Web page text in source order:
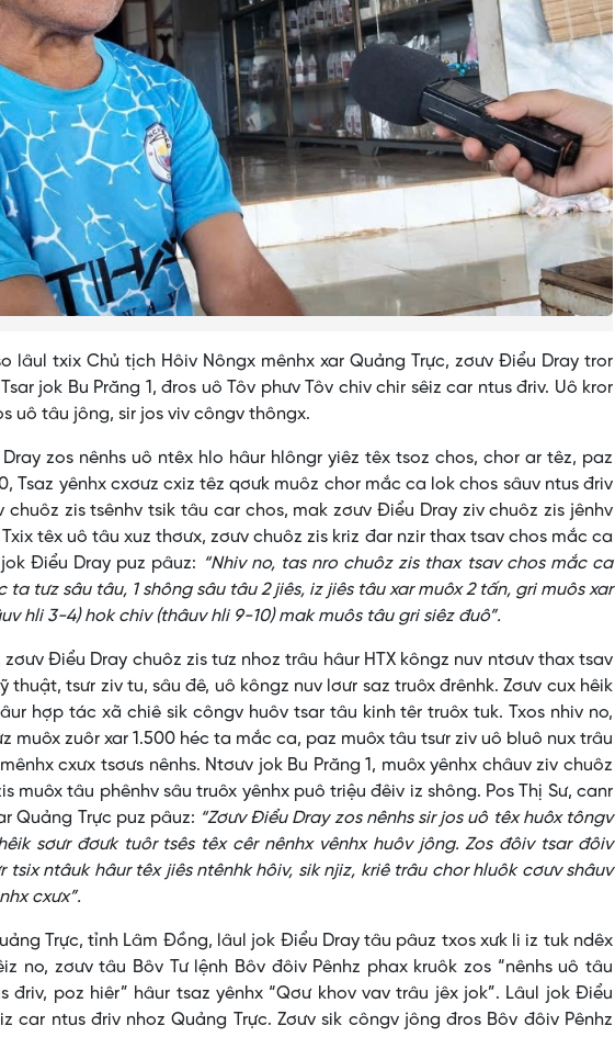
txix Chủ tịch Hôiv Nôngx mênhx xar Quảng Trực, zơưv Điểu Dray tror
jok Bu Prăng 1, đros uô Tôv phưv Tôv chiv chir sêiz car ntus đriv. Uô kror
uô tâu jông, sir jos viv côngv thôngx.
zos nênhs uô ntêx hlo hâur hlôngr yiêz têx tsoz chos, chor ar têz, paz
Tsaz yênhx cxơưz cxiz têz qơưk muôz chor mắc ca lok chos sâuv ntus đriv
chuôz zis tsênhv tsik tâu car chos, mak zơưv Điểu Dray ziv chuôz zis jênhv
têx uô tâu xuz thơưx, zơưv chuôz zis kriz đar nzir thax tsav chos mắc ca
Điểu Dray puz pâuz: “Nhiv no, tas nro chuôz zis thax tsav chos mắc ca
ta tưz sâu tâu, 1 shông sâu tâu 2 jiês, iz jiês tâu xar muôx 2 tấn, gri muôs xar
hli 3-4) hok chiv (thâuv hli 9-10) mak muôs tâu gri siêz đuô”.
Điểu Dray chuôz zis tưz nhoz trâu hâur HTX kôngz nuv ntơưv thax tsav
thuật, tsưr ziv tu, sâu đê, uô kôngz nuv lơưr saz truôx đrênhk. Zơưv cux hêik
hợp tác xã chiê sik côngv huôv tsar tâu kinh têr truôx tuk. Txos nhiv no,
muôx zuôr xar 1.500 héc ta mắc ca, paz muôx tâu tsưr ziv uô bluô nux trâu
cxưx tsơưs nênhs. Ntơưv jok Bu Prăng 1, muôx yênhx châuv ziv chuôz
muôx tâu phênhv sâu truôx yênhx puô triệu đêiv iz shông. Pos Thị Sư, canr
Quảng Trực puz pâuz: “Zơưv Điểu Dray zos nênhs sir jos uô têx huôx tôngv
sơưr đơưk tuôr tsês têx cêr nênhx vênhx huôv jông. Zos đôiv tsar đôiv
ntâuk hâur têx jiês ntênhk hôiv, sik njiz, kriê trâu chor hluôk cơưv shâuv
cxưx”.
Trực, tỉnh Lâm Đồng, lâul jok Điểu Dray tâu pâuz txos xưk li iz tuk ndêx
no, zơưv tâu Bôv Tư lệnh Bôv đôiv Pênhz phax kruôk zos “nênhs uô tâu
đriv, poz hiêr” hâur tsaz yênhx “Qơư khov vav trâu jêx jok”. Lâul jok Điểu
car ntus đriv nhoz Quảng Trực. Zơưv sik côngv jông đros Bôv đôiv Pênhz